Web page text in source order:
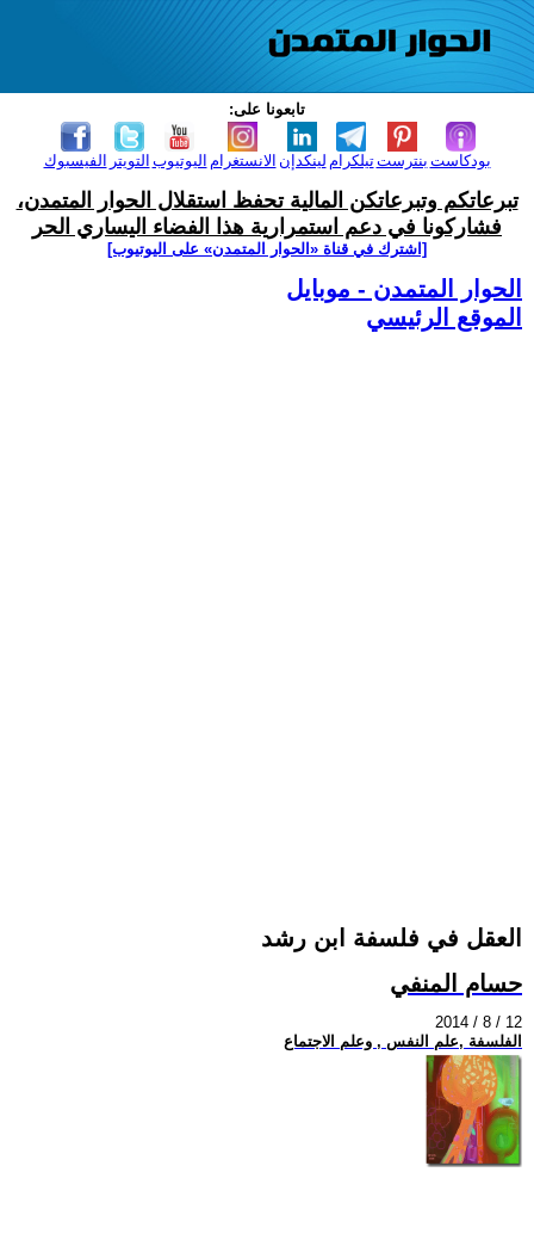
تابعونا على:
الفيسبوك التويتر اليوتيوب الانستغرام لينكدإن تيلكرامبنترست بودكاست
تبرعاتكم وتبرعاتكن المالية تحفظ استقلال الحوار المتمدن،
فشاركونا في دعم استمرارية هذا الفضاء اليساري الحر
[اشترك في قناة ‫«الحوار المتمدن» على اليوتيوب]
الحوار المتمدن - موبايل
الموقع الرئيسي
العقل في فلسفة ابن رشد
حسام المنفي
2014 / 8 / 12
الفلسفة ,علم النفس , وعلم الاجتماع